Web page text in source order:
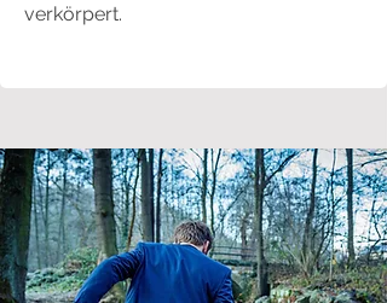
verkörpert.